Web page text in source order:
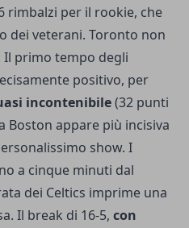
rimbalzi per il rookie, che
dei veterani. Toronto non
primo tempo degli
positivo, per
incontenibile(32 punti
Boston appare più incisiva
show. I
a cinque minuti dal
dei Celtics imprime una
Il break di 16-5, con